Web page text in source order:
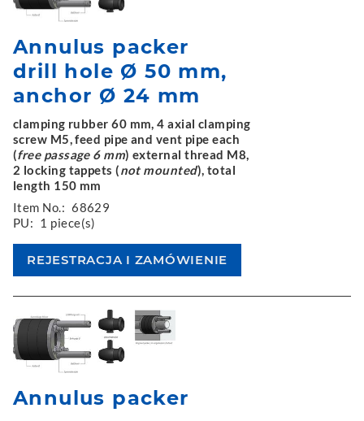
Annulus packer
drill hole Ø 50 mm,
anchor Ø 24 mm
clamping rubber 60 mm, 4 axial clamping
screw M5, feed pipe and vent pipe each
(free passage 6 mm) external thread M8,
2 locking tappets (not mounted), total
length 150 mm
Item No.: 68629
PU: 1 piece(s)
Annulus packer